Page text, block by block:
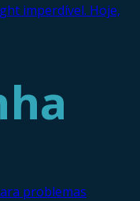
imperdível. Hoje,
problemas